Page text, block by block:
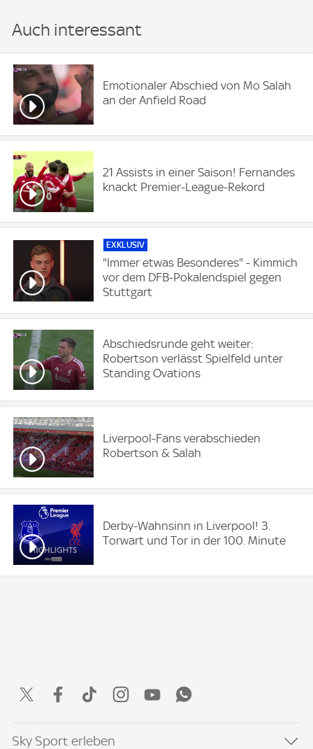
Auch interessant
Emotionaler Abschied von Mo Salah
an der Anfield Road
21 Assists in einer Saison! Fernandes
knackt Premier-League-Rekord
EXKLUSIV
"Immer etwas Besonderes" - Kimmich
vor dem DFB-Pokalendspiel gegen
Stuttgart
Abschiedsrunde geht weiter:
Robertson verlässt Spielfeld unter
Standing Ovations
Liverpool-Fans verabschieden
Robertson & Salah
Derby-Wahnsinn in Liverpool! 3.
Torwart und Tor in der 100. Minute
Sky Sport erleben